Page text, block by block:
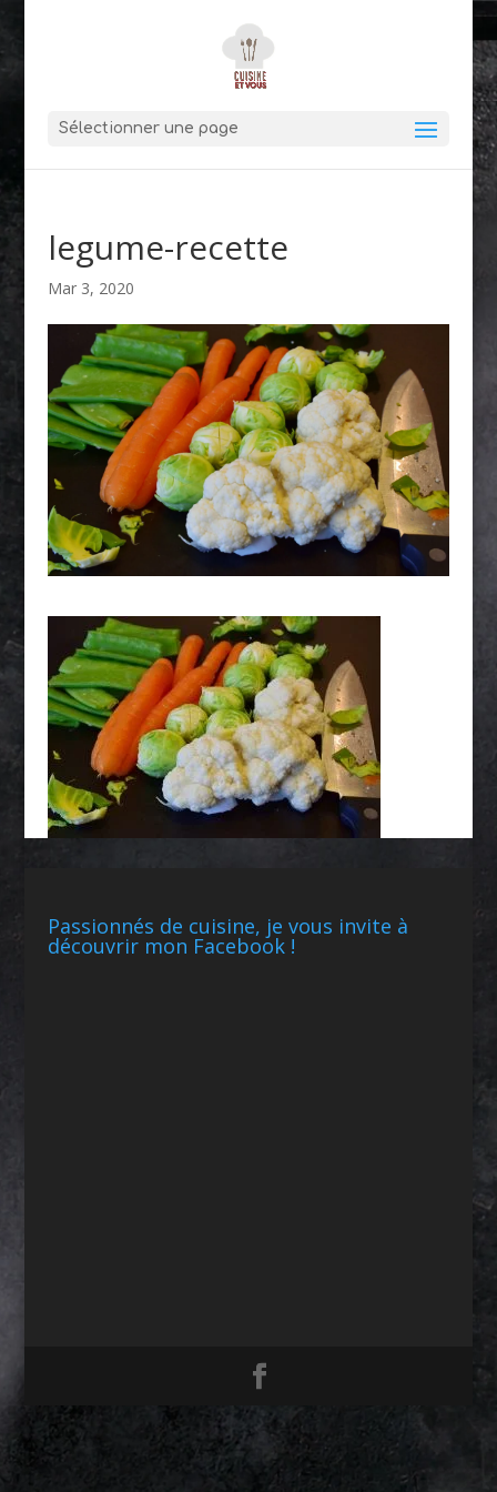
Sélectionner une page
legume-recette
Mar 3, 2020
Passionnés de cuisine, je vous invite à
découvrir mon Facebook !